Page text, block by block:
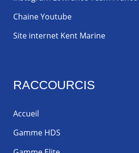
Chaine Youtube
Site internet Kent Marine
RACCOURCIS
Accueil
Gamme HDS